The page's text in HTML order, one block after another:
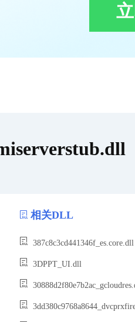
下
相关DLL
387c8c3cd441346f_es.core.dll
3DPPT_UI.dll